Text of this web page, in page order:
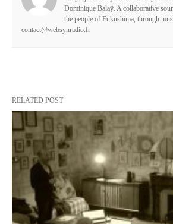
Dominique Balaÿ. A collaborative
the people of Fukushima, through
contact@websynradio.fr
RELATED POST